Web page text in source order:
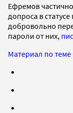
Ефремов
допроса в
добровольно
пароли от них,
Материал по теме